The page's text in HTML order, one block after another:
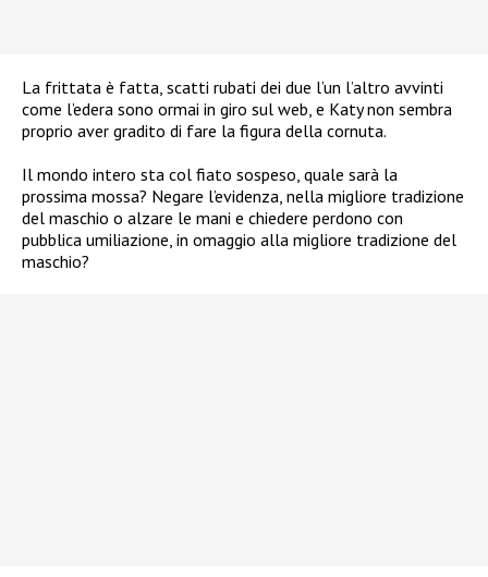
La frittata è fatta, scatti rubati dei due l’un l’altro avvinti
come l’edera sono ormai in giro sul web, e Katy non sembra
proprio aver gradito di fare la figura della cornuta.
Il mondo intero sta col fiato sospeso, quale sarà la
prossima mossa? Negare l’evidenza, nella migliore tradizione
del maschio o alzare le mani e chiedere perdono con
pubblica umiliazione, in omaggio alla migliore tradizione del
maschio?